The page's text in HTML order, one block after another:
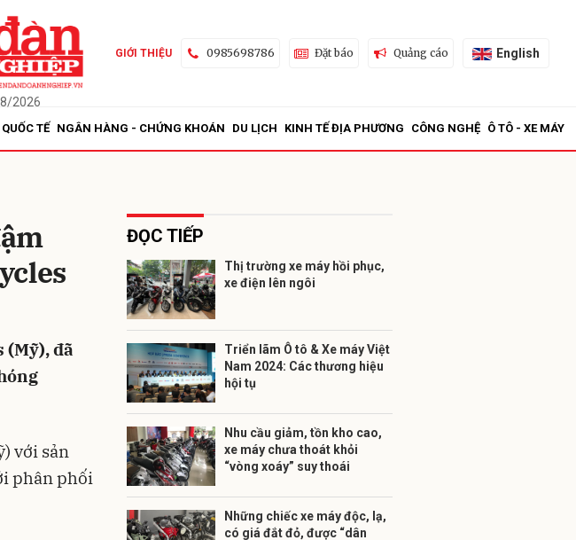
2026
GIỚI THIỆU 0985698786 Đặt báo Quảng cáo English
QUỐC TẾ NGÂN HÀNG - CHỨNG KHOÁN DU LỊCH KINH TẾ ĐỊA PHƯƠNG CÔNG NGHỆ Ô TÔ - XE MÁY
(Mỹ), đã
với sản
phân phối
ĐỌC TIẾP
Thị trường xe máy hồi phục,
xe điện lên ngôi
Triển lãm Ô tô & Xe máy Việt
Nam 2024: Các thương hiệu
hội tụ
Nhu cầu giảm, tồn kho cao,
xe máy chưa thoát khỏi
“vòng xoáy” suy thoái
Những chiếc xe máy độc, lạ,
có giá đắt đỏ, được “dân
Gửi